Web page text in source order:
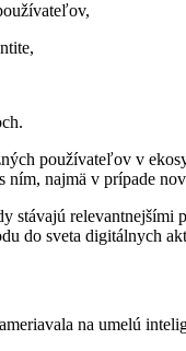
používateľov v
ním, najmä v prípade
stávajú
do sveta digitálnych
na umelú